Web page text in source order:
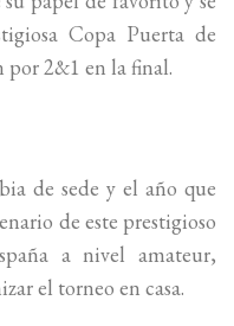
Copa Puerta de
por 2&1 en la final.
de sede y el año que
de este prestigioso
a nivel amateur,
el torneo en casa.